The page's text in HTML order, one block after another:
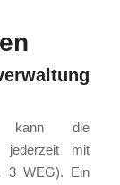
kann die
jederzeit mit
3 WEG). Ein